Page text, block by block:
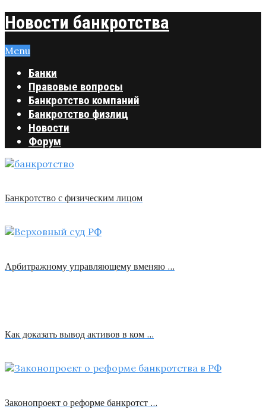
Новости банкротства
Menu
Банки
Правовые вопросы
Банкротство компаний
Банкротство физлиц
Новости
Форум
Банкротство с физическим лицом
Арбитражному управляющему вменяю …
Как доказать вывод активов в ком …
Законопроект о реформе банкротст …